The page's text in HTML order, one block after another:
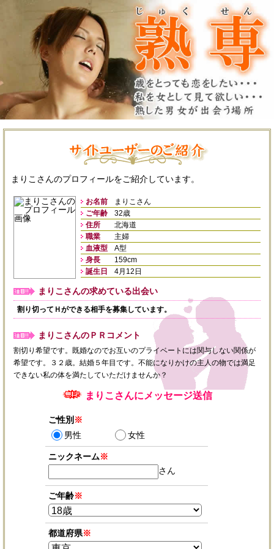
まりこさんのプロフィールをご紹介しています。
お名前
まりこさん
ご年齢
32歳
住所
北海道
職業
主婦
血液型
A型
身長
159cm
誕生日
4月12日
まりこさんの求めている出会い
割り切ってＨができる相手を募集しています。
まりこさんのＰＲコメント
割切り希望です。既婚なのでお互いのプライベートには関与しない関係が
希望です。３２歳。結婚５年目です。不能になりかけの主人の物では満足
できない私の体を満たしていただけませんか？
まりこさんにメッセージ送信